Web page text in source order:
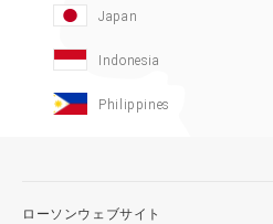
Japan
Indonesia
Philippines
ローソンウェブサイト